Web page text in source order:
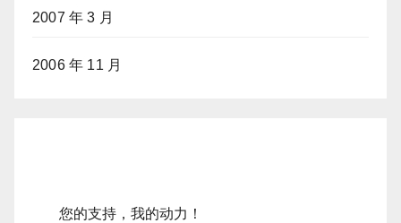
2007 年 3 月
2006 年 11 月
您的支持，我的动力！